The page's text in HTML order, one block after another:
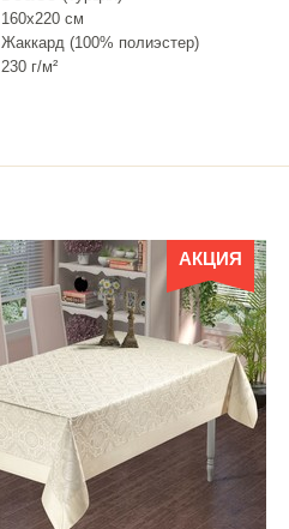
160х220 см
Жаккард (100% полиэстер)
230 г/м²
АКЦИЯ